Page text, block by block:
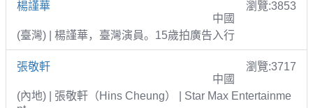
楊謹華
瀏覽:3853
中國
(臺灣) | 楊謹華，臺灣演員。15歲拍廣告入行
張敬軒
瀏覽:3717
中國
(內地) | 張敬軒（Hins Cheung） | Star Max Entertainme